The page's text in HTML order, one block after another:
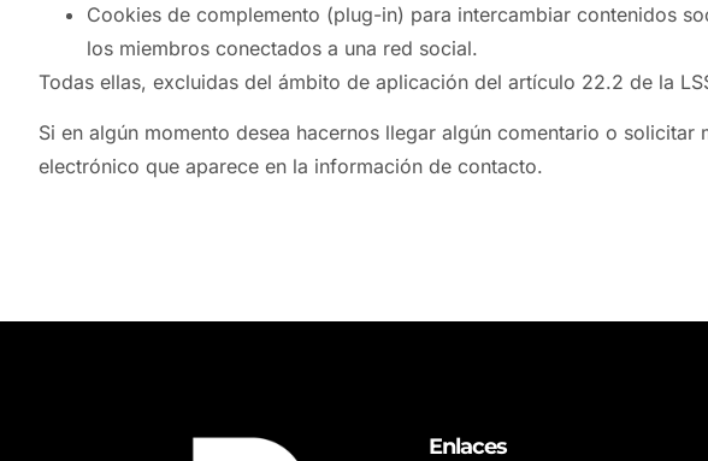
Cookies de complemento (plug-in) para intercambiar contenidos
los miembros conectados a una red social.
Todas ellas, excluidas del ámbito de aplicación del artículo 22.2 de la
Si en algún momento desea hacernos llegar algún comentario o
electrónico que aparece en la información de contacto.
Enlaces